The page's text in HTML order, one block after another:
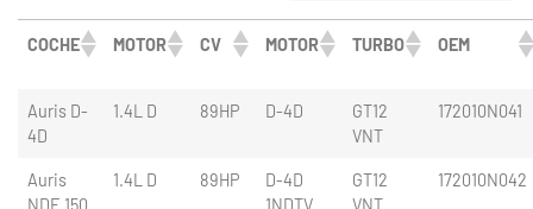
COCHE MOTOR CV MOTOR TURBO OEM
Auris D-
4D
1.4L D 89HP D-4D
GT12
VNT
172010N041
Auris
NDE 150
1.4L D 89HP
D-4D
1NDTV
GT12
VNT
172010N042